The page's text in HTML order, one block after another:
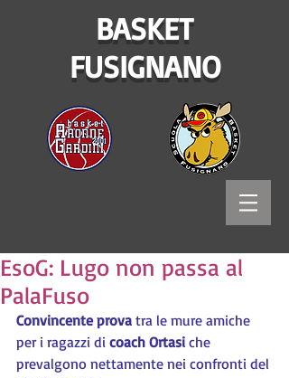
BASKET
FUSIGNANO
EsoG: Lugo non passa al
PalaFuso
Convincente prova tra le mure amiche
per i ragazzi di coach Ortasi che
prevalgono nettamente nei confronti del